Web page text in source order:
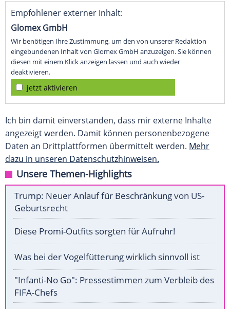
Empfohlener externer Inhalt:
Glomex GmbH
Wir benötigen Ihre Zustimmung, um den von unserer Redaktion
eingebundenen Inhalt von Glomex GmbH anzuzeigen. Sie können
diesen mit einem Klick anzeigen lassen und auch wieder
deaktivieren.
jetzt aktivieren
Ich bin damit einverstanden, dass mir externe Inhalte
angezeigt werden. Damit können personenbezogene
Daten an Drittplattformen übermittelt werden. Mehr
dazu in unseren Datenschutzhinweisen.
Unsere Themen-Highlights
Trump: Neuer Anlauf für Beschränkung von US-
Geburtsrecht
Diese Promi-Outfits sorgten für Aufruhr!
Was bei der Vogelfütterung wirklich sinnvoll ist
"Infanti-No Go": Pressestimmen zum Verbleib des
FIFA-Chefs